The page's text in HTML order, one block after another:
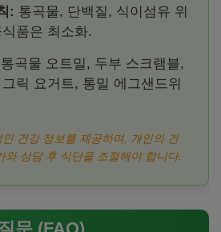
: 통곡물, 단백질, 식이섬유 위
품은 최소화.
통곡물 오트밀, 두부 스크램블,
릭 요거트, 통밀 에그샌드위
건강 정보를 제공하며, 개인의 건
와 상담 후 식단을 조절해야 합니다.